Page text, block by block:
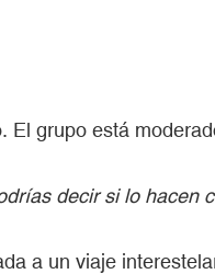
El grupo está
decir si lo hacen
a un viaje